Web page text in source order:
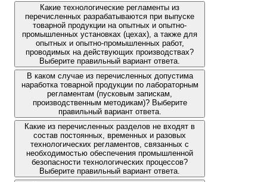
Какие технологические регламенты из
перечисленных разрабатываются при выпуске
товарной продукции на опытных и опытно-
промышленных установках (цехах), а также для
опытных и опытно-промышленных работ,
проводимых на действующих производствах?
Выберите правильный вариант ответа.
В каком случае из перечисленных допустима
наработка товарной продукции по лабораторным
регламентам (пусковым запискам,
производственным методикам)? Выберите
правильный вариант ответа.
Какие из перечисленных разделов не входят в
состав постоянных, временных и разовых
технологических регламентов, связанных с
необходимостью обеспечения промышленной
безопасности технологических процессов?
Выберите правильный вариант ответа.